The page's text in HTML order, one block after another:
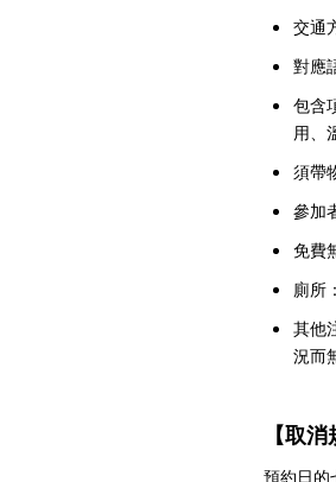
交通
對應
包含
用、
須帶
參加
免費
廁
其他
況而
【取消
預約日的